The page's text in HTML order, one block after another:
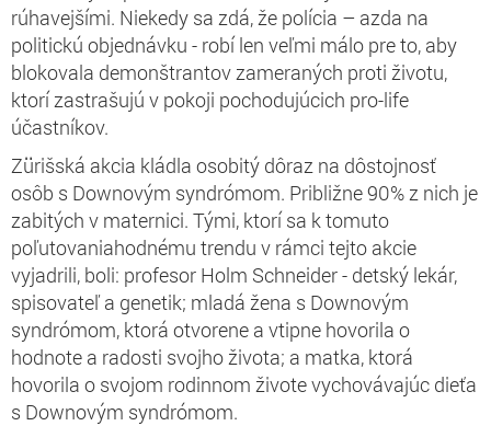
rúhavejšími. Niekedy sa zdá, že polícia – azda na
politickú objednávku - robí len veľmi málo pre to, aby
blokovala demonštrantov zameraných proti životu,
ktorí zastrašujú v pokoji pochodujúcich pro-life
účastníkov.
Zürišská akcia kládla osobitý dôraz na dôstojnosť
osôb s Downovým syndrómom. Približne 90% z nich je
zabitých v maternici. Tými, ktorí sa k tomuto
poľutovaniahodnému trendu v rámci tejto akcie
vyjadrili, boli: profesor Holm Schneider - detský lekár,
spisovateľ a genetik; mladá žena s Downovým
syndrómom, ktorá otvorene a vtipne hovorila o
hodnote a radosti svojho života; a matka, ktorá
hovorila o svojom rodinnom živote vychovávajúc dieťa
s Downovým syndrómom.